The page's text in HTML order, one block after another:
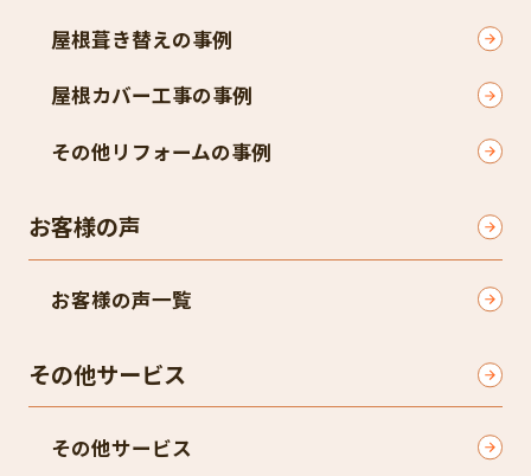
屋根葺き替えの事例
屋根カバー工事の事例
その他リフォームの事例
お客様の声
お客様の声一覧
その他サービス
その他サービス